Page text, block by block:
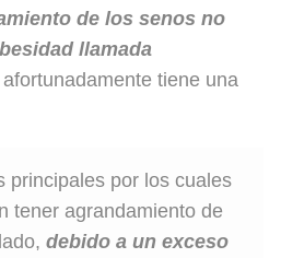
de los senos no
llamada
tiene una
principales por los cuales
tener agrandamiento de
debido a un exceso